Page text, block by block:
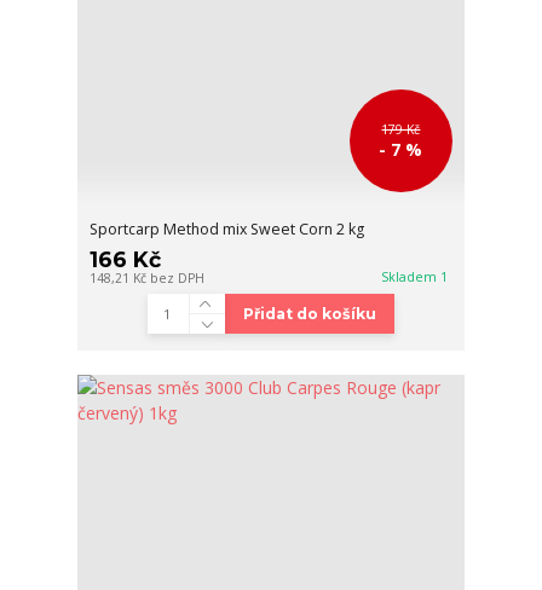
179 Kč
- 7 %
Sportcarp Method mix Sweet Corn 2 kg
166 Kč
148,21 Kč bez DPH Skladem 1
Přidat do košíku